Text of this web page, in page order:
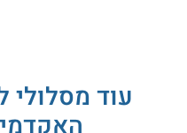
שלהם. תוכנית הלימודים
בעיקרה למתרגמים
עוד מסלולי